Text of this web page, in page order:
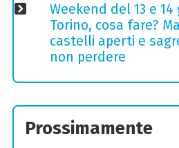
Weekend del 13 e 14
Torino, cosa fare?
castelli aperti e
non perdere
Prossimamente